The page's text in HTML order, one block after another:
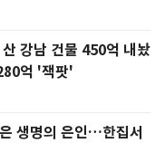
강남 건물 450억 내놨
억 '잭팟'
생명의 은인…한집서